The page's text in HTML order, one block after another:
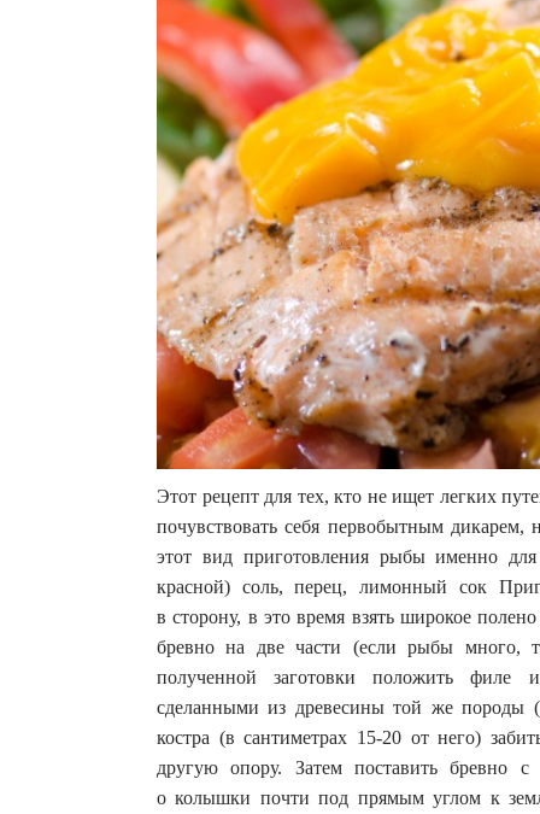
Этот рецепт для тех, кто не ищет легких
почувствовать себя первобытным
этот вид приготовления рыбы именно
красной) соль, перец, лимонный сок
в сторону, в это время взять широкое
бревно на две части (если рыбы много,
полученной заготовки положить филе
сделанными из древесины той же породы
костра (в сантиметрах 15-20 от него)
другую опору. Затем поставить бревно
о колышки почти под прямым углом к